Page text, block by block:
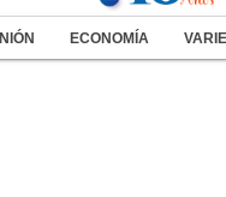
ECONOMÍA